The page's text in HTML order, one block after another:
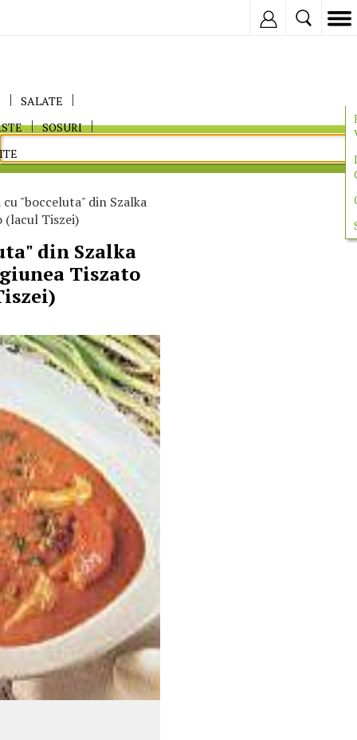
SALATE
SOSURI
"bocceluta" din Szalka
(lacul Tiszei)
din Szalka
Tiszato